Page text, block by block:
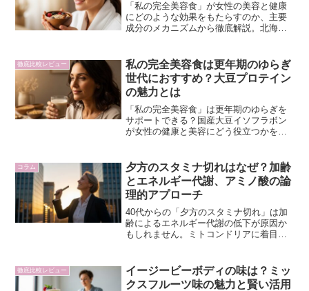
「私の完全美容食」が女性の美容と健康
にどのような効果をもたらすのか、主要
成分のメカニズムから徹底解説。北海道
アプローチするのかを論理的に検証し、
その費用対効果まで深く掘り下げます。
徹底比較レビュー
私の完全美容食は更年期のゆらぎ
世代におすすめ？大豆プロテイン
の魅力とは
「私の完全美容食」は更年期のゆらぎを
サポートできる？国産大豆イソフラボン
が女性の健康と美容にどう役立つかを科
コラム
夕方のスタミナ切れはなぜ？加齢
とエネルギー代謝、アミノ酸の論
理的アプローチ
40代からの「夕方のスタミナ切れ」は加
齢によるエネルギー代謝の低下が原因か
もしれません。ミトコンドリアに着目し
します。
徹底比較レビュー
イージービーボディの味は？ミッ
クスフルーツ味の魅力と賢い活用